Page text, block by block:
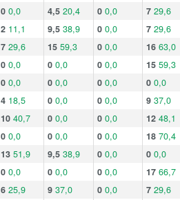
0 0,0 4,5 20,4 0 0,0 7 29,6
2 11,1 9,5 38,9 0 0,0 7 29,6
7 29,6 15 59,3 0 0,0 16 63,0
0 0,0 0 0,0 0 0,0 15 59,3
0 0,0 0 0,0 0 0,0 0 0,0
4 18,5 0 0,0 0 0,0 9 37,0
10 40,7 0 0,0 0 0,0 12 48,1
0 0,0 0 0,0 0 0,0 18 70,4
13 51,9 9,5 38,9 0 0,0 0 0,0
0 0,0 0 0,0 0 0,0 17 66,7
6 25,9 9 37,0 0 0,0 7 29,6